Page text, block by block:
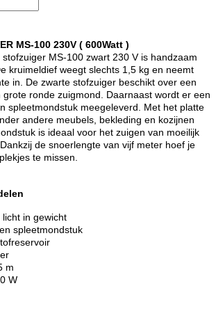
MS-100 230V ( 600Watt )
MS-100 zwart 230 V is handzaam
kruimeldief weegt slechts 1,5 kg en neemt
in. De zwarte stofzuiger beschikt over een
ronde zuigmond. Daarnaast wordt er een
spleetmondstuk meegeleverd. Met het platte
andere meubels, bekleding en kozijnen
is ideaal voor het zuigen van moeilijk
de snoerlengte van vijf meter hoef je
te missen.
in gewicht
spleetmondstuk
m
W